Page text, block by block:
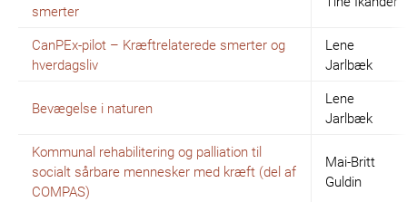
smerter
CanPEx-pilot – Kræftrelaterede smerter og
hverdagsliv
Lene
Jarlbæk
Bevægelse i naturen
Lene
Jarlbæk
Kommunal rehabilitering og palliation til
socialt sårbare mennesker med kræft (del af
COMPAS)
Mai-Britt
Guldin